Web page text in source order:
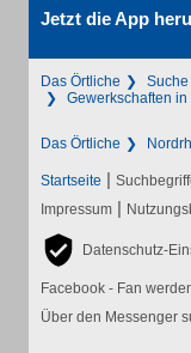
Jetzt die App
Das Örtliche Suche
Gewerkschaften
Das Örtliche
Startseite |
Impressum |
Datenschutz-
Facebook - Fan
Über den Messenger